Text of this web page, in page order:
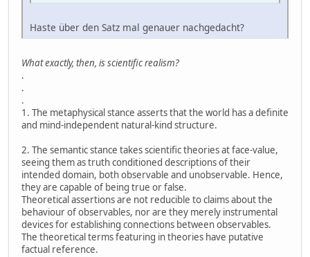
Haste über den Satz mal genauer nachgedacht?
What exactly, then, is scientific realism?
.
.
.
1. The metaphysical stance asserts that the world has a definite
and mind-independent natural-kind structure.
2. The semantic stance takes scientific theories at face-value,
seeing them as truth conditioned descriptions of their
intended domain, both observable and unobservable. Hence,
they are capable of being true or false.
Theoretical assertions are not reducible to claims about the
behaviour of observables, nor are they merely instrumental
devices for establishing connections between observables.
The theoretical terms featuring in theories have putative
factual reference.